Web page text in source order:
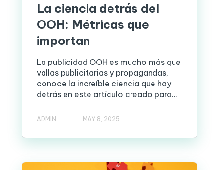
La ciencia detrás del
OOH: Métricas que
importan
La publicidad OOH es mucho más que
vallas publicitarias y propagandas,
conoce la increíble ciencia que hay
detrás en este artículo creado para...
ADMIN MAY 8, 2025